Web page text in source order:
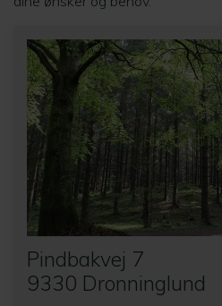
Pindbakvej 7
9330 Dronninglund